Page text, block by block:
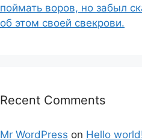
поймать воров, но забыл
об этом своей свекрови.
Recent Comments
Mr WordPress on Hello